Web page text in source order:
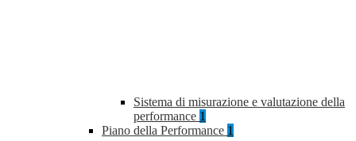
Sistema di misurazione e valutazione della
performance 1
Piano della Performance 1